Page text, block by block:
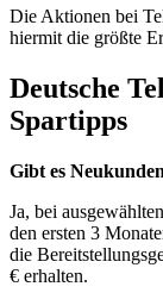
Die Aktionen bei
hiermit die größte
Deutsche
Spartipps
Gibt es
Ja, bei
den ersten 3
die
€ erhalten.